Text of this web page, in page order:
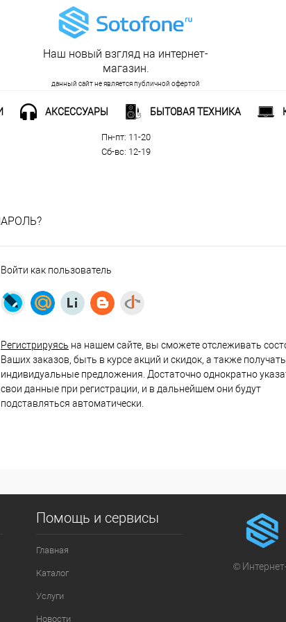
Наш новый взгляд на интернет-
магазин.
данный сайт не является публичной офертой
Рабочее время:
Пн-пт: 11-20
Сб-вс: 12-19
АКСЕССУАРЫ БЫТОВАЯ ТЕХНИКА
Войти как пользователь
Регистрируясь на нашем сайте, вы сможете отслеживать
Ваших заказов, быть в курсе акций и скидок, а также получать
индивидуальные предложения. Достаточно однократно
свои данные при регистрации, и в дальнейшем они будут
подставляться автоматически.
Помощь и сервисы
Главная
Каталог
Услуги
Новости
©